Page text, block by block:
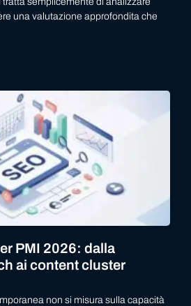
una valutazione approfondita che
PMI 2026: dalla
ai content cluster
non si misura sulla capacità